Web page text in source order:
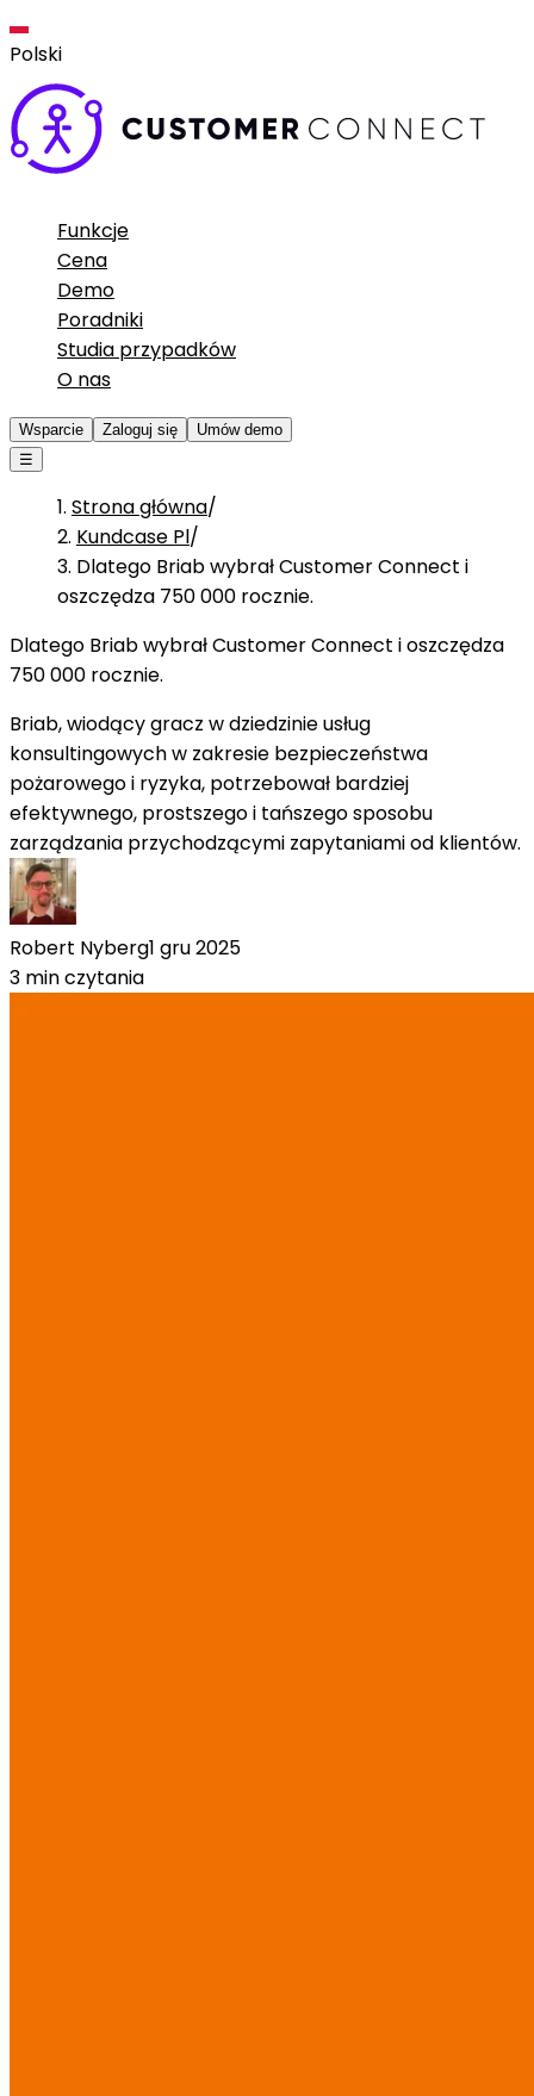
Polski
Funkcje
Cena
Demo
Poradniki
Studia przypadków
O nas
Wsparcie Zaloguj się
Umów demo
☰
Strona główna/
Kundcase Pl/
Dlatego Briab wybrał Customer Connect i
oszczędza 750 000 rocznie.
Dlatego Briab wybrał Customer Connect i oszczędza
750 000 rocznie.
Briab, wiodący gracz w dziedzinie usług
konsultingowych w zakresie bezpieczeństwa
pożarowego i ryzyka, potrzebował bardziej
efektywnego, prostszego i tańszego sposobu
zarządzania przychodzącymi zapytaniami od klientów.
Robert Nyberg1 gru 2025
3 min czytania